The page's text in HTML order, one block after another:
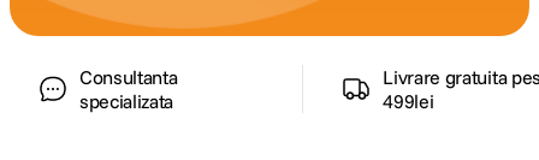
Consultanta
specializata
Livrare gratuita
499lei